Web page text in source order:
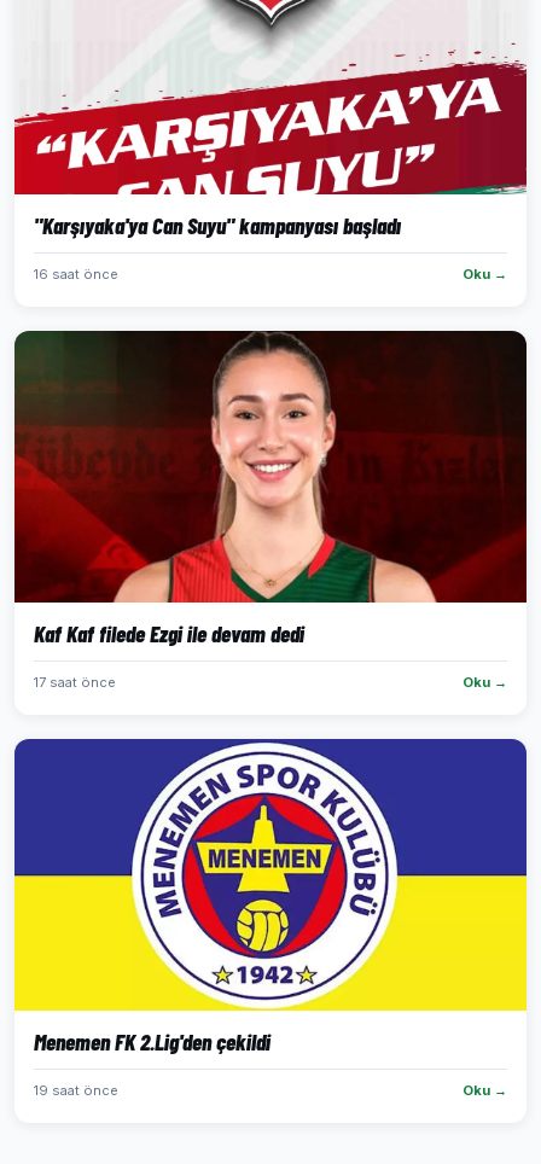
"Karşıyaka'ya Can Suyu" kampanyası başladı
16 saat önce Oku →
Kaf Kaf filede Ezgi ile devam dedi
17 saat önce Oku →
Menemen FK 2.Lig'den çekildi
19 saat önce Oku →